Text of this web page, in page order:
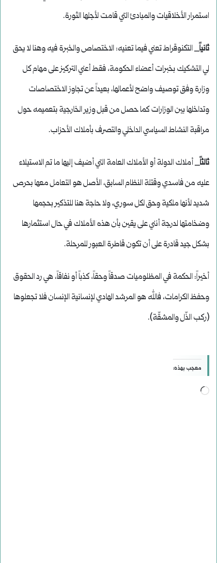
استمرار الأخلاقيات والمبادئ التي قامت لأجلها الثورة.
ثانياً_التكنوقراط تعني فيما تعنيه: الاختصاص والخبرة فيه وهنا لا يحق
لي التشكيك بخبرات أعضاء الحكومة، فقط أعني التركيز على مهام كل
وزارة وفق توصيف واضح لأعمالها، بعيداً عن تجاوز الاختصاصات
وتداخلها بين الوزارات كما حصل من قبل وزير الخارجية بتعميمه حول
مراقبة النشاط السياسي الداخلي والتصرف بأملاك الأحزاب.
ثالثاً_أملاك الدولة أو الأملاك العامة التي أضيف إليها ما تم الاستيلاء
عليه من فاسدي وقتلة النظام السابق، الأصل هو التعامل معها بحرص
شديد لأنها ملكية وحق لكل سوري، ولا حاجة هنا للتذكير بحجمها
وضخامتها لدرجة أنني على يقين بأن هذه الأملاك في حال استثمارها
بشكل جيد قادرة على أن تكون قاطرة العبور للمرحلة.
أخيراً: الحكمة في المظلوميات صدقاً وحقاً، كذباً أو نفاقاً، هي رد الحقوق
وحفظ الكرامات، فالله هو المرشد الهادي لإنسانية الإنسان فلا تجعلوها
(ركب الذّل والمشقّة).
معجب بهذه:
جاري